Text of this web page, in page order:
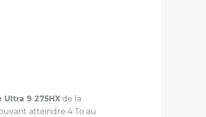
9 275HXde la
atteindre 4 To au